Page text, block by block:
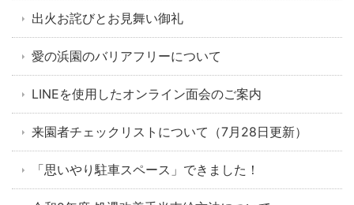
出火お詫びとお見舞い御礼
愛の浜園のバリアフリーについて
LINEを使用したオンライン面会のご案内
来園者チェックリストについて（7月28日更新）
「思いやり駐車スペース」できました！